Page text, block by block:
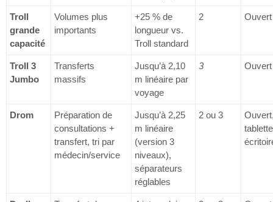
Troll
grande
capacité
Volumes plus
importants
+25 % de
longueur vs.
Troll standard
2 Ouvert
Troll 3
Jumbo
Transferts
massifs
Jusqu’à 2,10
m linéaire par
voyage
3 Ouvert
Drom
Préparation de
consultations +
transfert, tri par
médecin/service
Jusqu’à 2,25
m linéaire
(version 3
niveaux),
séparateurs
réglables
2 ou 3
tablette